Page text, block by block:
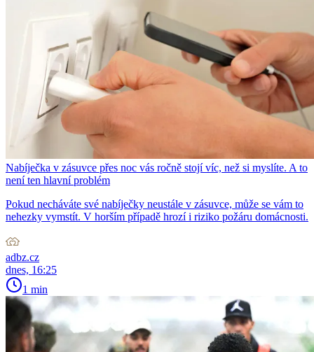
Nabíječka v zásuvce přes noc vás ročně stojí víc, než si myslíte. A to
není ten hlavní problém
Pokud necháváte své nabíječky neustále v zásuvce, může se vám to
nehezky vymstít. V horším případě hrozí i riziko požáru domácnosti.
adbz.cz
dnes, 16:25
1 min